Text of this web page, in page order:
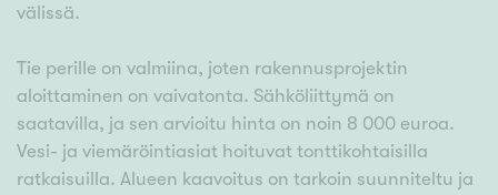
välissä.
Tie perille on valmiina, joten rakennusprojektin
aloittaminen on vaivatonta. Sähköliittymä on
saatavilla, ja sen arvioitu hinta on noin 8 000 euroa.
Vesi- ja viemäröintiasiat hoituvat tonttikohtaisilla
ratkaisuilla. Alueen kaavoitus on tarkoin suunniteltu ja